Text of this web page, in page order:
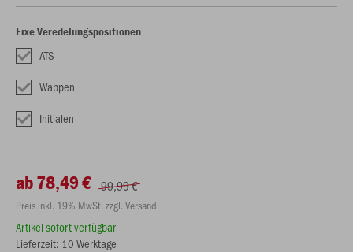
Fixe Veredelungspositionen
ATS
Wappen
Initialen
ab 78,49 € 99,99 €
Preis inkl. 19% MwSt. zzgl. Versand
Artikel sofort verfügbar
Lieferzeit: 10 Werktage